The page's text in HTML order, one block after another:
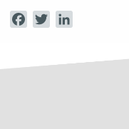
FacebookTwitter